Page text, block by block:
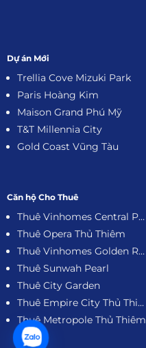
Dự án Mới
Trellia Cove Mizuki Park
Paris Hoàng Kim
Maison Grand Phú Mỹ
T&T Millennia City
Gold Coast Vũng Tàu
Căn hộ Cho Thuê
Thuê Vinhomes Central Park
Thuê Opera Thủ Thiêm
Thuê Vinhomes Golden River
Thuê Sunwah Pearl
Thuê City Garden
Thuê Empire City Thủ Thiêm
Thuê Metropole Thủ Thiêm